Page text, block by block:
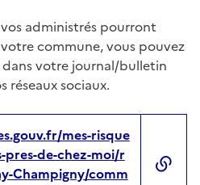
administrés pourront
commune, vous pouvez
votre journal/bulletin
réseaux sociaux.
mes-risque
pres-de-chez-moi/r
Champigny/comm